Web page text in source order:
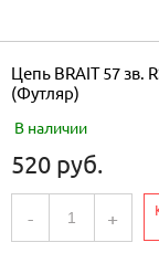
Цепь BRAIT 57 зв.
(Футляр)
В наличии
520 руб.
- +